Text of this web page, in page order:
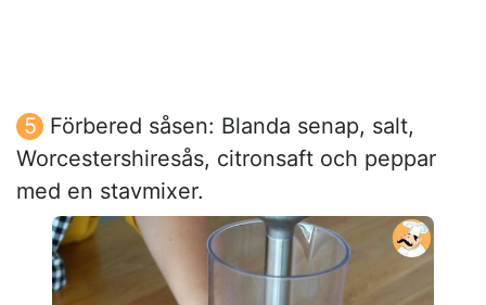
Förbered såsen: Blanda senap, salt,
Worcestershiresås, citronsaft och peppar
med en stavmixer.